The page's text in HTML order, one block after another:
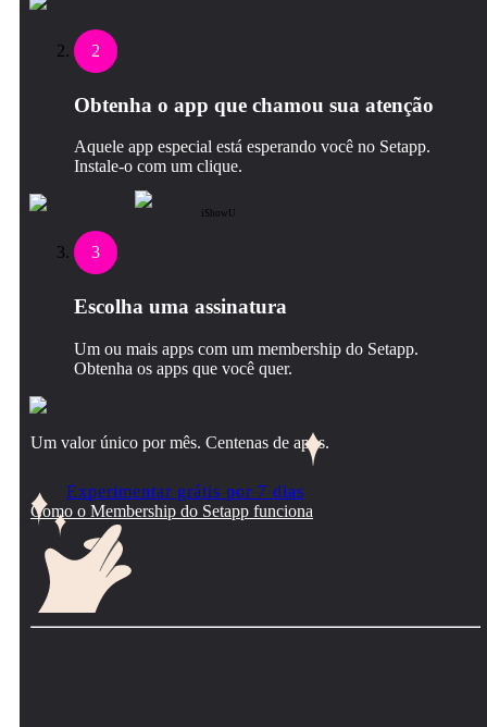
2
Obtenha o app que chamou sua atenção
Aquele app especial está esperando você no Setapp.
Instale‑o com um clique.
iShowU
3
Escolha uma assinatura
Um ou mais apps com um membership do Setapp.
Obtenha os apps que você quer.
Um valor único por mês. Centenas de apps.
Experimentar grátis por 7 dias
Como o Membership do Setapp funciona